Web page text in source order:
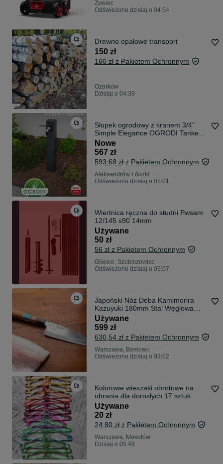
Żywiec
Odświeżono dzisiaj o 04:54
Drewno opałowe transport
150 zł
160 zł z Pakietem Ochronnym
Ozorków
Dzisiaj o 04:39
Słupek ogrodowy z kranem 3/4”
Simple Elegance OGRODI Tanker
Hydrant
Nowe
567 zł
593,68 zł z Pakietem Ochronnym
Aleksandrów Łódzki
Odświeżono dzisiaj o 05:01
Wiertnica ręczna do studni Pwsam
12/145 s90 14mm
Używane
50 zł
56 zł z Pakietem Ochronnym
Gliwice, Szobiszowice
Odświeżono dzisiaj o 05:07
Japoński Nóż Deba Kamimorira
Kazuyuki 180mm Stal Węglowa
Aogami Vintage
Używane
599 zł
630,54 zł z Pakietem Ochronnym
Warszawa, Bemowo
Odświeżono dzisiaj o 03:02
Kolorowe wieszaki obrotowe na
ubrania dla doroslych 17 sztuk
Używane
20 zł
24,80 zł z Pakietem Ochronnym
Warszawa, Mokotów
Dzisiaj o 05:48